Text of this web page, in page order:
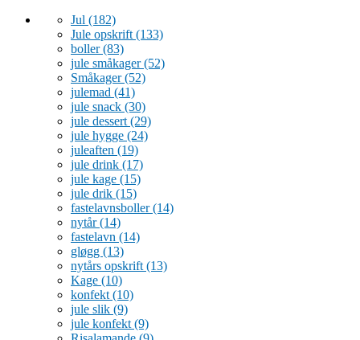
Jul (182)
Jule opskrift (133)
boller(83)
jule småkager(52)
Småkager(52)
julemad (41)
jule snack (30)
jule dessert (29)
jule hygge (24)
juleaften (19)
jule drink (17)
jule kage (15)
jule drik (15)
fastelavnsboller(14)
nytår(14)
fastelavn (14)
gløgg (13)
nytårs opskrift (13)
Kage (10)
konfekt (10)
jule slik (9)
jule konfekt (9)